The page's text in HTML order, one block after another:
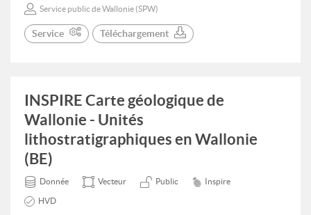
Service public de Wallonie (SPW)
Service Téléchargement
INSPIRE Carte géologique de
Wallonie - Unités
lithostratigraphiques en Wallonie
(BE)
Donnée Vecteur Public Inspire
HVD